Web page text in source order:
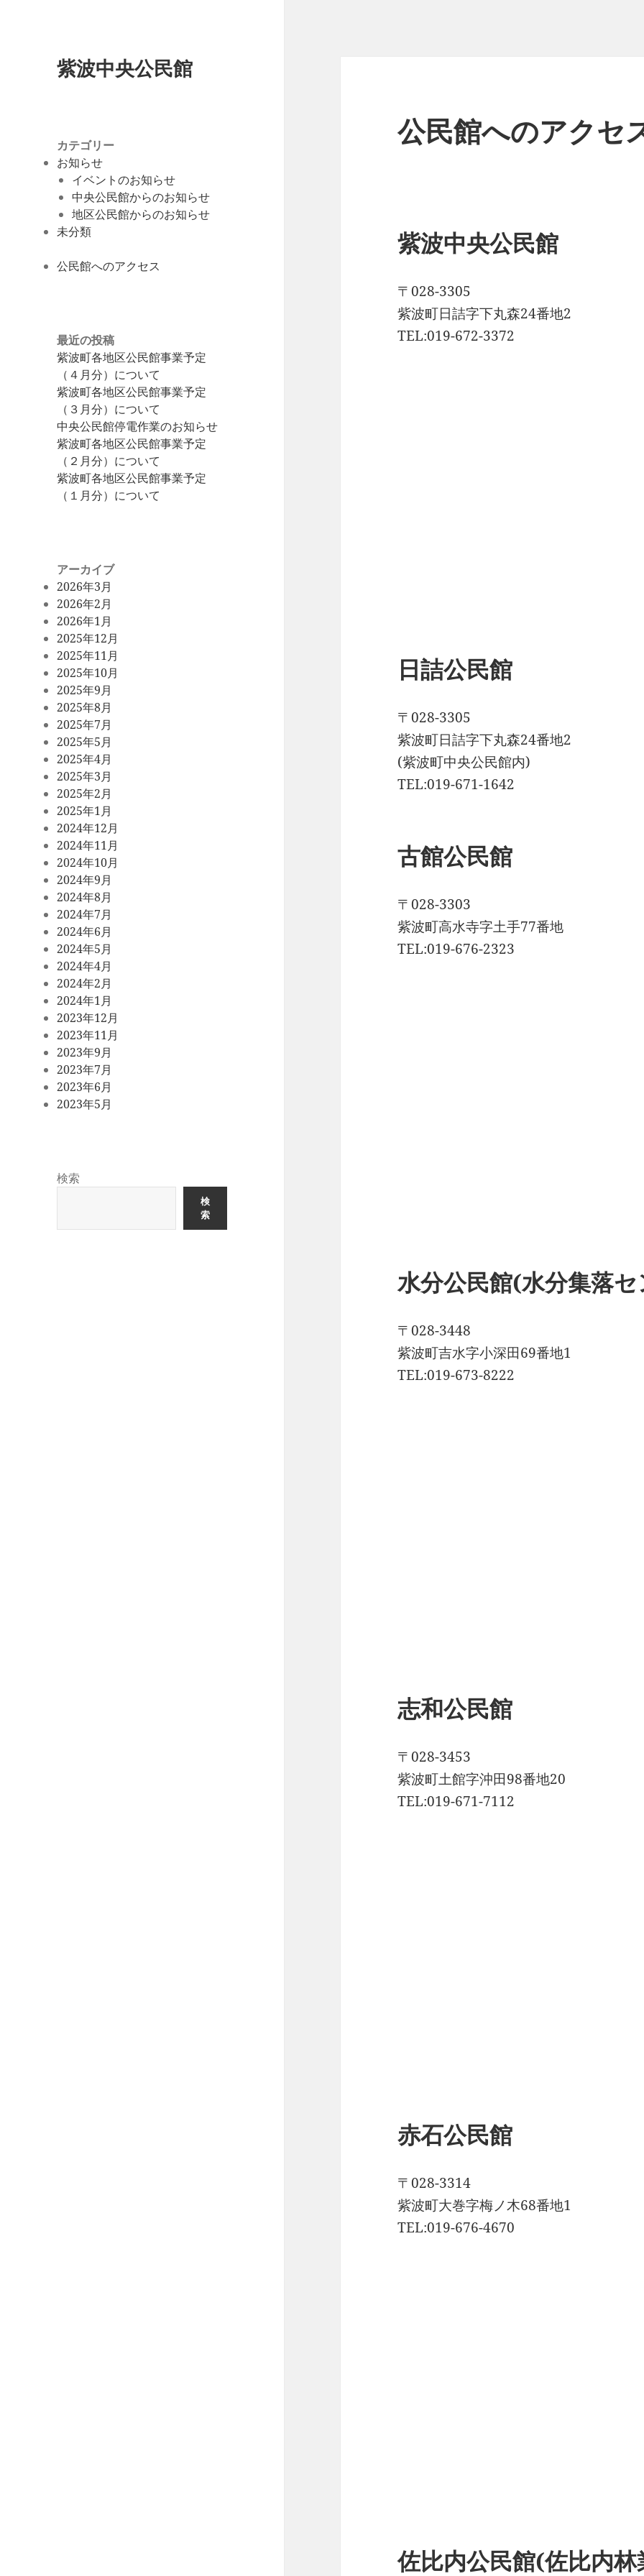
紫波中央公民館
カテゴリー
お知らせ
イベントのお知らせ
中央公民館からのお知らせ
地区公民館からのお知らせ
未分類
公民館へのアクセス
最近の投稿
紫波町各地区公民館事業予定
（４月分）について
紫波町各地区公民館事業予定
（３月分）について
中央公民館停電作業のお知らせ
紫波町各地区公民館事業予定
（２月分）について
紫波町各地区公民館事業予定
（１月分）について
アーカイブ
2026年3月
2026年2月
2026年1月
2025年12月
2025年11月
2025年10月
2025年9月
2025年8月
2025年7月
2025年5月
2025年4月
2025年3月
2025年2月
2025年1月
2024年12月
2024年11月
2024年10月
2024年9月
2024年8月
2024年7月
2024年6月
2024年5月
2024年4月
2024年2月
2024年1月
2023年12月
2023年11月
2023年9月
2023年7月
2023年6月
2023年5月
検索
検
索
公民館へのアクセ
紫波中央公民館
〒028-3305
紫波町日詰字下丸森24番地2
TEL:019-672-3372
日詰公民館
〒028-3305
紫波町日詰字下丸森24番地2
(紫波町中央公民館内)
TEL:019-671-1642
古館公民館
〒028-3303
紫波町高水寺字土手77番地
TEL:019-676-2323
水分公民館(水分集落
〒028-3448
紫波町吉水字小深田69番地1
TEL:019-673-8222
志和公民館
〒028-3453
紫波町土館字沖田98番地20
TEL:019-671-7112
赤石公民館
〒028-3314
紫波町大巻字梅ノ木68番地1
TEL:019-676-4670
佐比内公民館(佐比内